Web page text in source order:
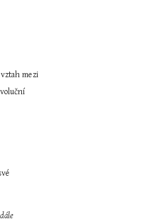
mezi